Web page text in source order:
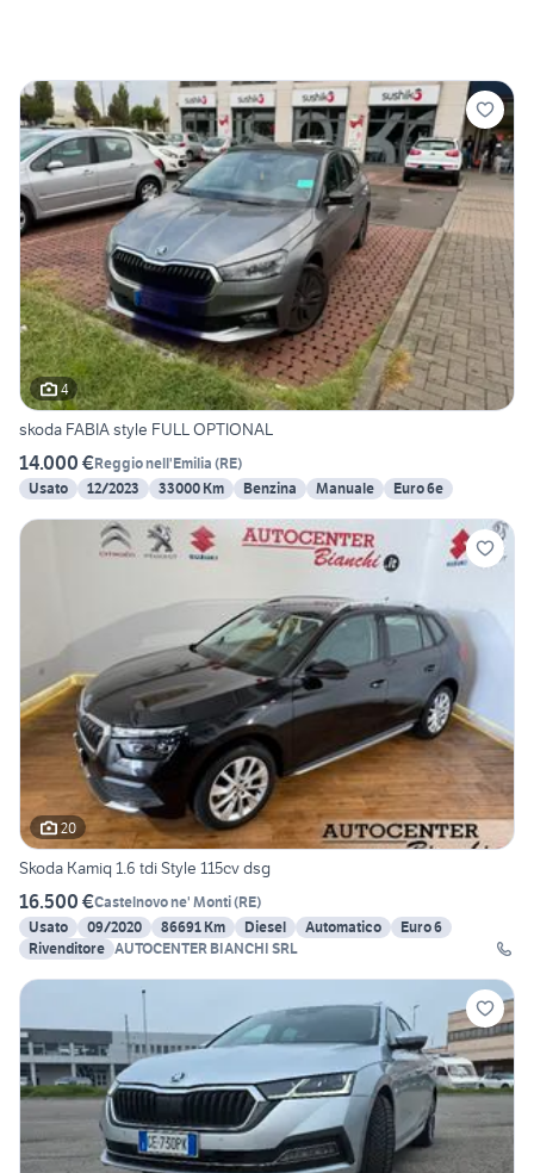
4
skoda FABIA style FULL OPTIONAL
14.000 €Reggio nell'Emilia (RE)
Usato
12/2023 33000 Km Benzina Manuale Euro 6e
20
Skoda Kamiq 1.6 tdi Style 115cv dsg
16.500 €Castelnovo ne' Monti(RE)
Usato
09/2020 86691 Km Diesel Automatico
Euro 6
Rivenditore AUTOCENTER BIANCHI SRL